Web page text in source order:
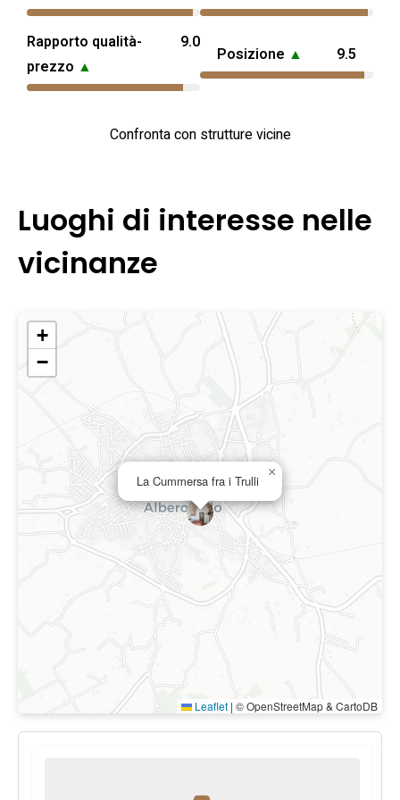
Rapporto qualità-
prezzo ▲
9.0
Posizione ▲ 9.5
Confronta con strutture vicine
Luoghi di interesse nelle
vicinanze
La Cummersa fra i Trulli
×
+
−
Leaflet | © OpenStreetMap & CartoDB